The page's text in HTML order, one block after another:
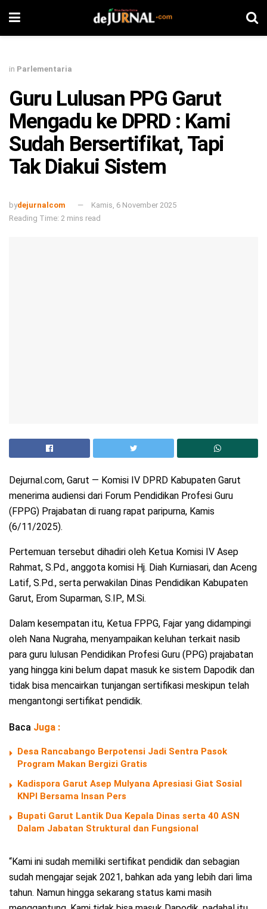
in Parlementaria
Guru Lulusan PPG Garut
Mengadu ke DPRD : Kami
Sudah Bersertifikat, Tapi
Tak Diakui Sistem
bydejurnalcom
Kamis, 6 November 2025
Reading Time: 2 mins read
Dejurnal.com, Garut — Komisi IV DPRD Kabupaten Garut
menerima audiensi dari Forum Pendidikan Profesi Guru
(FPPG) Prajabatan di ruang rapat paripurna, Kamis
(6/11/2025).
Pertemuan tersebut dihadiri oleh Ketua Komisi IV Asep
Rahmat, S.Pd., anggota komisi Hj. Diah Kurniasari, dan Aceng
Latif, S.Pd., serta perwakilan Dinas Pendidikan Kabupaten
Garut, Erom Suparman, S.IP., M.Si.
Dalam kesempatan itu, Ketua FPPG, Fajar yang didampingi
oleh Nana Nugraha, menyampaikan keluhan terkait nasib
para guru lulusan Pendidikan Profesi Guru (PPG) prajabatan
yang hingga kini belum dapat masuk ke sistem Dapodik dan
tidak bisa mencairkan tunjangan sertifikasi meskipun telah
mengantongi sertifikat pendidik.
Baca Juga :
Desa Rancabango Berpotensi Jadi Sentra Pasok
Program Makan Bergizi Gratis
Kadispora Garut Asep Mulyana Apresiasi Giat Sosial
KNPI Bersama Insan Pers
Bupati Garut Lantik Dua Kepala Dinas serta 40 ASN
Dalam Jabatan Struktural dan Fungsional
“Kami ini sudah memiliki sertifikat pendidik dan sebagian
sudah mengajar sejak 2021, bahkan ada yang lebih dari lima
tahun. Namun hingga sekarang status kami masih